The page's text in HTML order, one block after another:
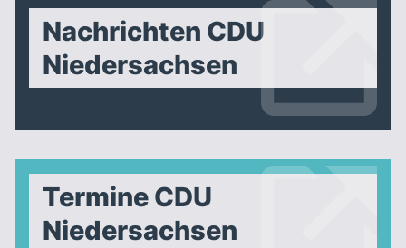
Nachrichten CDU
Niedersachsen
Termine CDU
Niedersachsen